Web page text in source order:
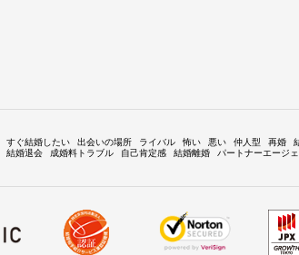
すぐ結婚したい 出会いの場所 ライバル 怖い 悪い 仲人型 再婚
結婚退会 成婚料トラブル 自己肯定感 結婚離婚 パートナーエージ